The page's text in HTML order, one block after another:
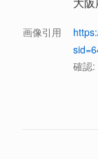
画像引用
確認: